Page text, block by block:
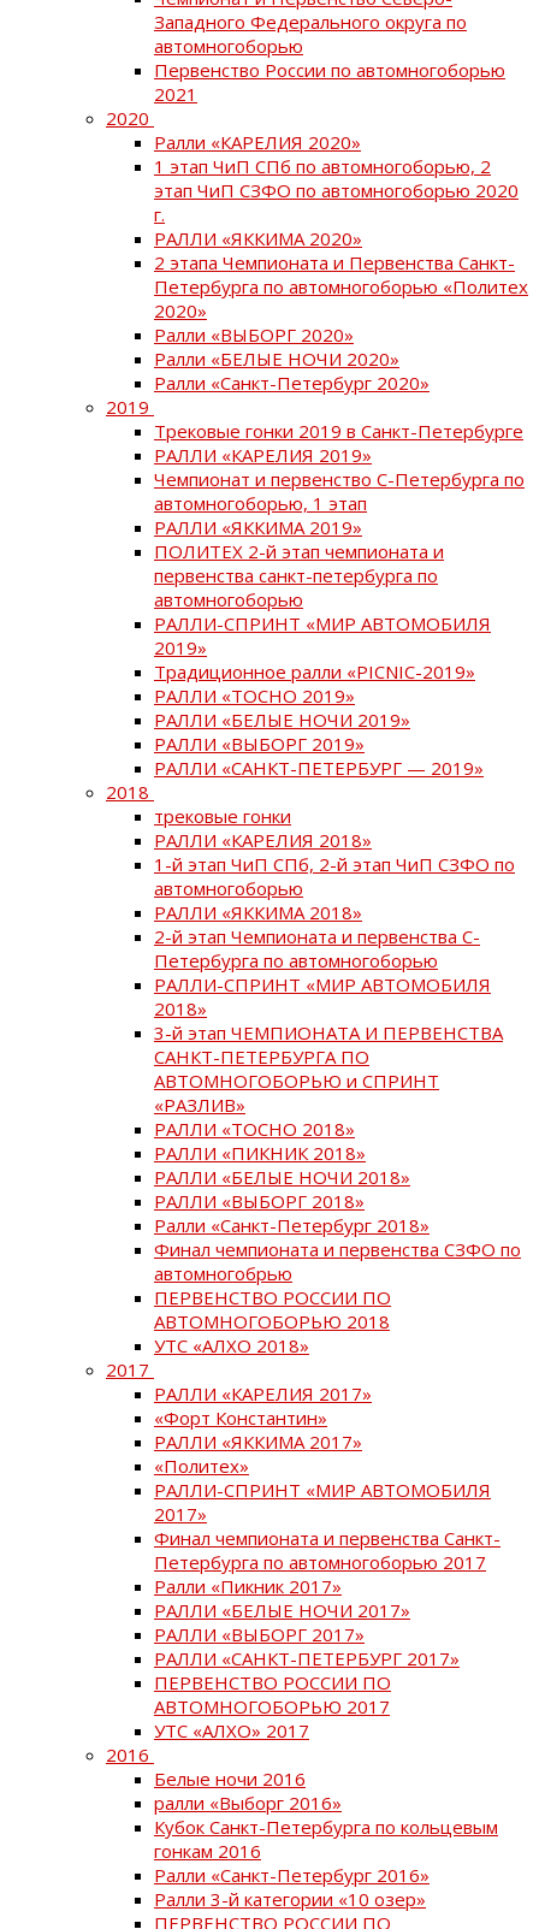
Западного Федерального округа по
автомногоборью
Первенство России по автомногоборью
2021
2020
Ралли «КАРЕЛИЯ 2020»
1 этап ЧиП СПб по автомногоборью, 2
этап ЧиП СЗФО по автомногоборью 2020
г.
РАЛЛИ «ЯККИМА 2020»
2 этапа Чемпионата и Первенства Санкт-
Петербурга по автомногоборью «Политех
2020»
Ралли «ВЫБОРГ 2020»
Ралли «БЕЛЫЕ НОЧИ 2020»
Ралли «Санкт-Петербург 2020»
2019
Трековые гонки 2019 в Санкт-Петербурге
РАЛЛИ «КАРЕЛИЯ 2019»
Чемпионат и первенство С-Петербурга по
автомногоборью, 1 этап
РАЛЛИ «ЯККИМА 2019»
ПОЛИТЕХ 2-й этап чемпионата и
первенства санкт-петербурга по
автомногоборью
РАЛЛИ-СПРИНТ «МИР АВТОМОБИЛЯ
2019»
Традиционное ралли «PICNIC-2019»
РАЛЛИ «ТОСНО 2019»
РАЛЛИ «БЕЛЫЕ НОЧИ 2019»
РАЛЛИ «ВЫБОРГ 2019»
РАЛЛИ «САНКТ-ПЕТЕРБУРГ — 2019»
2018
трековые гонки
РАЛЛИ «КАРЕЛИЯ 2018»
1-й этап ЧиП СПб, 2-й этап ЧиП СЗФО по
автомногоборью
РАЛЛИ «ЯККИМА 2018»
2-й этап Чемпионата и первенства С-
Петербурга по автомногоборью
РАЛЛИ-СПРИНТ «МИР АВТОМОБИЛЯ
2018»
3-й этап ЧЕМПИОНАТА И ПЕРВЕНСТВА
САНКТ-ПЕТЕРБУРГА ПО
АВТОМНОГОБОРЬЮ и СПРИНТ
«РАЗЛИВ»
РАЛЛИ «ТОСНО 2018»
РАЛЛИ «ПИКНИК 2018»
РАЛЛИ «БЕЛЫЕ НОЧИ 2018»
РАЛЛИ «ВЫБОРГ 2018»
Ралли «Санкт-Петербург 2018»
Финал чемпионата и первенства СЗФО по
автомногобрью
ПЕРВЕНСТВО РОССИИ ПО
АВТОМНОГОБОРЬЮ 2018
УТС «АЛХО 2018»
2017
РАЛЛИ «КАРЕЛИЯ 2017»
«Форт Константин»
РАЛЛИ «ЯККИМА 2017»
«Политех»
РАЛЛИ-СПРИНТ «МИР АВТОМОБИЛЯ
2017»
Финал чемпионата и первенства Санкт-
Петербурга по автомногоборью 2017
Ралли «Пикник 2017»
РАЛЛИ «БЕЛЫЕ НОЧИ 2017»
РАЛЛИ «ВЫБОРГ 2017»
РАЛЛИ «САНКТ-ПЕТЕРБУРГ 2017»
ПЕРВЕНСТВО РОССИИ ПО
АВТОМНОГОБОРЬЮ 2017
УТС «АЛХО» 2017
2016
Белые ночи 2016
ралли «Выборг 2016»
Кубок Санкт-Петербурга по кольцевым
гонкам 2016
Ралли «Санкт-Петербург 2016»
Ралли 3-й категории «10 озер»
ПЕРВЕНСТВО РОССИИ ПО